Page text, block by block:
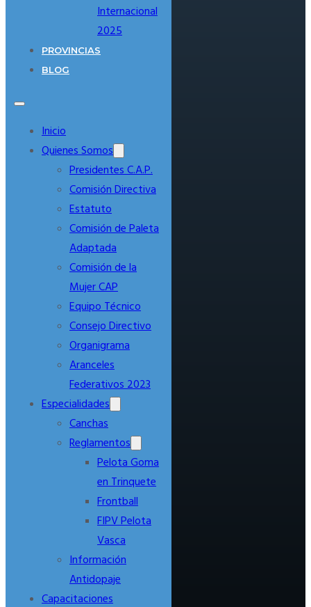
Internacional
2025
PROVINCIAS
BLOG
Inicio
Quienes Somos
Presidentes C.A.P.
Comisión Directiva
Estatuto
Comisión de Paleta
Adaptada
Comisión de la
Mujer CAP
Equipo Técnico
Consejo Directivo
Organigrama
Aranceles
Federativos 2023
Especialidades
Canchas
Reglamentos
Pelota Goma
en Trinquete
Frontball
FIPV Pelota
Vasca
Información
Antidopaje
Capacitaciones